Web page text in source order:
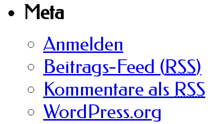
Meta
Anmelden
Beitrags-Feed (RSS)
Kommentare als RSS
WordPress.org